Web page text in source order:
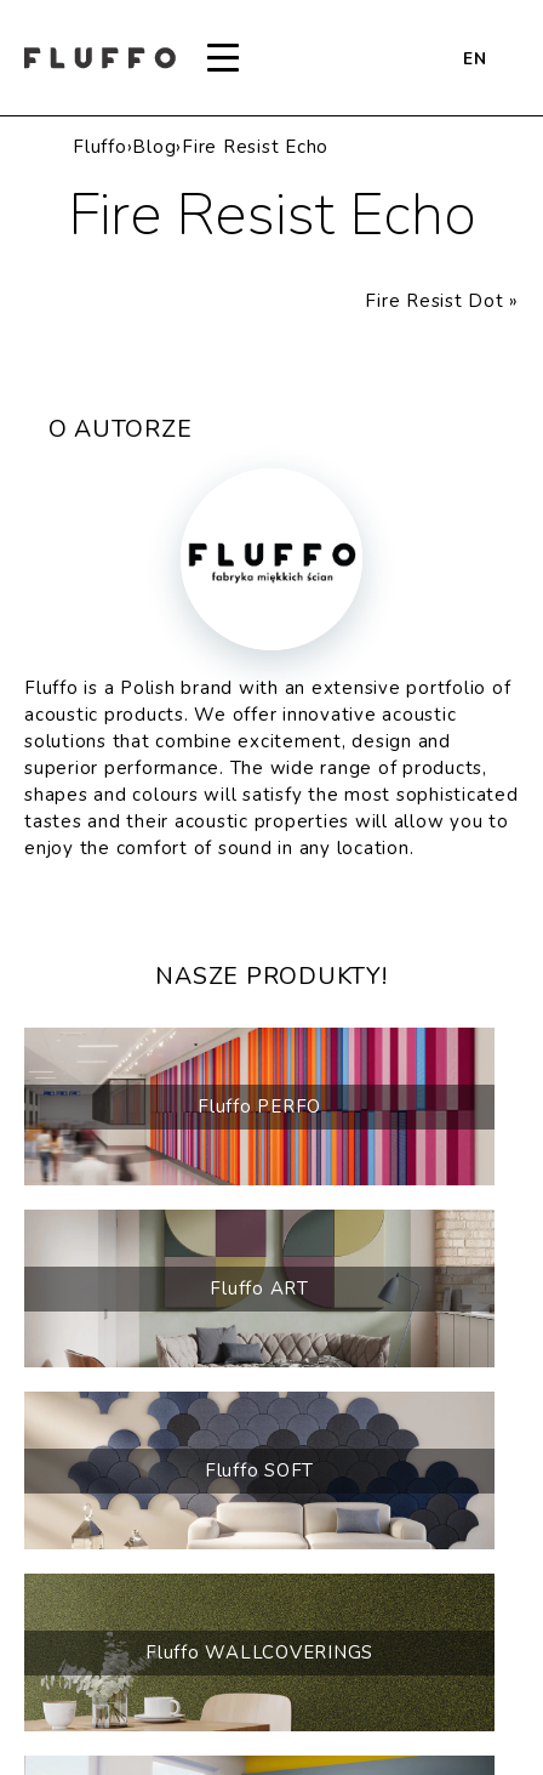
EN
Fluffo›Blog›Fire Resist Echo
Fire Resist Echo
Fire Resist Dot »
O AUTORZE
Fluffo is a Polish brand with an extensive portfolio of
acoustic products. We offer innovative acoustic
solutions that combine excitement, design and
superior performance. The wide range of products,
shapes and colours will satisfy the most sophisticated
tastes and their acoustic properties will allow you to
enjoy the comfort of sound in any location.
NASZE PRODUKTY!
Fluffo PERFO
Fluffo ART
Fluffo SOFT
Fluffo WALLCOVERINGS